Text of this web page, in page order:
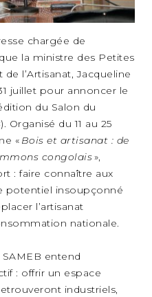
chargée de
la ministre des Petites
l’Artisanat, Jacqueline
juillet pour annoncer le
du Salon du
Organisé du 11 au 25
« Bois et artisanat : de
congolais»,
: faire connaître aux
potentiel insoupçonné
l’artisanat
nationale.
entend
: offrir un espace
industriels,